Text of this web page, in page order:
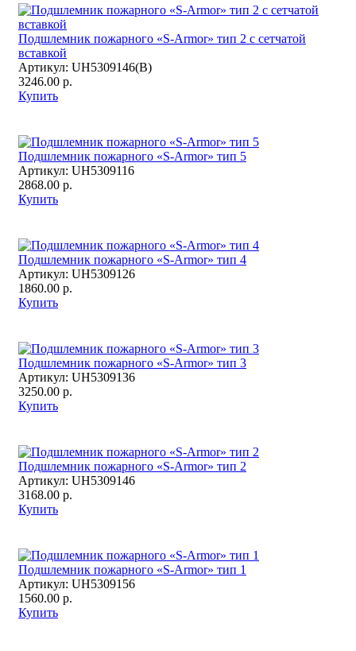
Подшлемник пожарного «S-Armor» тип 2 с сетчатой
вставкой
Артикул: UH5309146(В)
3246.00 р.
Купить
Подшлемник пожарного «S-Armor» тип 5
Артикул: UH5309116
2868.00 р.
Купить
Подшлемник пожарного «S-Armor» тип 4
Артикул: UH5309126
1860.00 р.
Купить
Подшлемник пожарного «S-Armor» тип 3
Артикул: UH5309136
3250.00 р.
Купить
Подшлемник пожарного «S-Armor» тип 2
Артикул: UH5309146
3168.00 р.
Купить
Подшлемник пожарного «S-Armor» тип 1
Артикул: UH5309156
1560.00 р.
Купить